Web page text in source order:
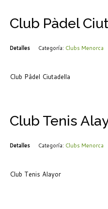
Club Pàdel
Detalles Categoría: Clubs Menorca
Club Pàdel Ciutadella
Club Tenis
Detalles Categoría: Clubs Menorca
Club Tenis Alayor